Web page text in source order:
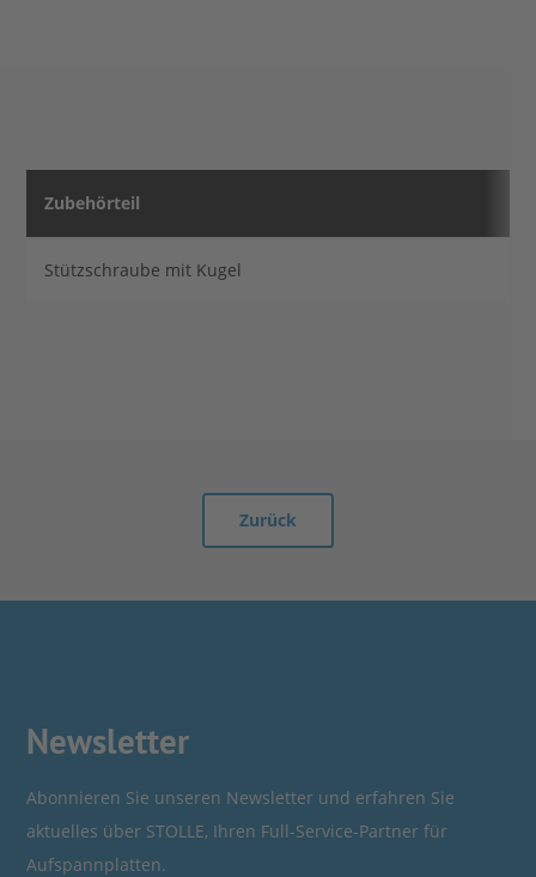
Zubehörteil
Stützschraube mit Kugel
Zurück
Newsletter
Abonnieren Sie unseren Newsletter und erfahren Sie
aktuelles über STOLLE, Ihren Full-Service-Partner für
Aufspannplatten.